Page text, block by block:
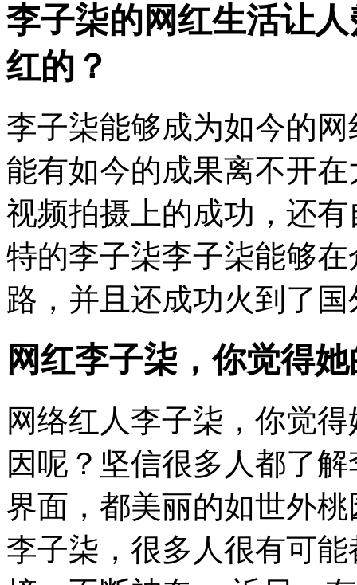
李子柒的网红生活让
红的？
李子柒能够成为如今的
能有如今的成果离不开
视频拍摄上的成功，还
特的李子柒李子柒能够
路，并且还成功火到了
网红李子柒，你觉得
网络红人李子柒，你觉
因呢？坚信很多人都了
界面，都美丽的如世外
李子柒，很多人很有可